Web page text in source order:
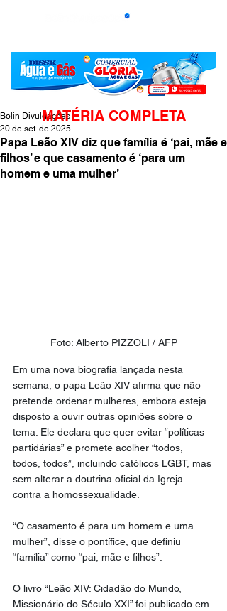
Papa Leão XIV diz que família é ‘pai, mãe e
filhos’ e que casamento é ‘para um
homem e uma mulher’
Bolin Divulgações
20 de set. de 2025
Foto: Alberto PIZZOLI / AFP
Em uma nova biografia lançada nesta
semana, o papa Leão XIV afirma que não
pretende ordenar mulheres, embora esteja
disposto a ouvir outras opiniões sobre o
tema. Ele declara que quer evitar “políticas
partidárias” e promete acolher “todos,
todos, todos”, incluindo católicos LGBT, mas
sem alterar a doutrina oficial da Igreja
contra a homossexualidade.
“O casamento é para um homem e uma
mulher”, disse o pontífice, que definiu
“família” como “pai, mãe e filhos”.
O livro “Leão XIV: Cidadão do Mundo,
Missionário do Século XXI” foi publicado em
MATÉRIA COMPLETA